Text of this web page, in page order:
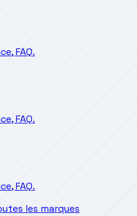
FAQ.
FAQ.
FAQ.
les marques